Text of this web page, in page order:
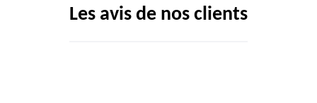
Les avis de nos clients